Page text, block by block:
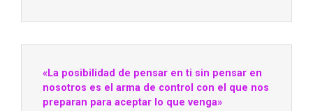
«La posibilidad de pensar en ti sin pensar en
nosotros es el arma de control con el que nos
preparan para aceptar lo que venga»